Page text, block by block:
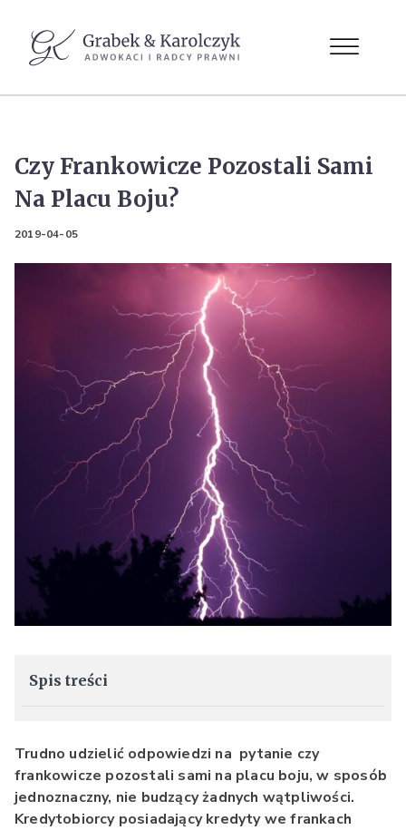
Czy Frankowicze Pozostali Sami
Na Placu Boju?
2019-04-05
Spis treści
Trudno udzielić odpowiedzi na pytanie czy
frankowicze pozostali sami na placu boju, w sposób
jednoznaczny, nie budzący żadnych wątpliwości.
Kredytobiorcy posiadający kredyty we frankach